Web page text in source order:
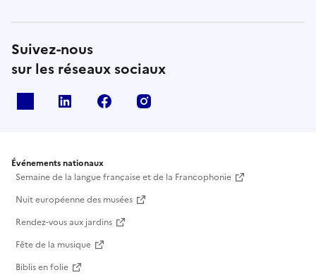
Suivez-nous
sur les réseaux sociaux
Linkedin Facebook
Événements nationaux
Semaine de la langue française et de la Francophonie
Nuit européenne des musées
Rendez-vous aux jardins
Fête de la musique
Biblis en folie